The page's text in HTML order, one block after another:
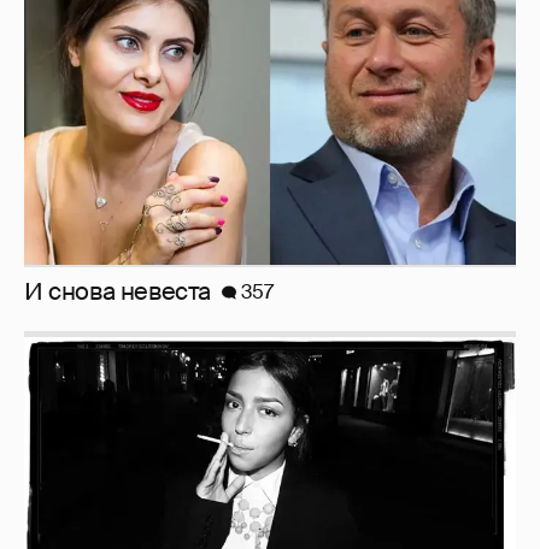
Анастасия Гребенкина, Женя Малахова,
Оксана Русланова и другие гости
фестиваля «Баланс вкуса и ритма»:
рассматриваем летние образы
И снова невеста 357